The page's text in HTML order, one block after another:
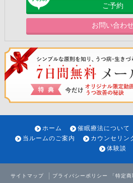
ご予約
お問い合わ
ホーム 催眠療法について
当ルームのご案内
カウンセリン
体験談
サイトマップ プライバシーポリシー 「特定